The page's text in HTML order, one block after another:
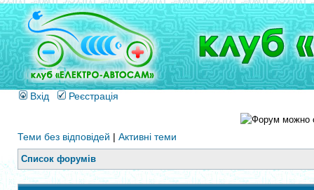
Вхід Реєстрація
Теми без відповідей | Активні теми
Список форумів